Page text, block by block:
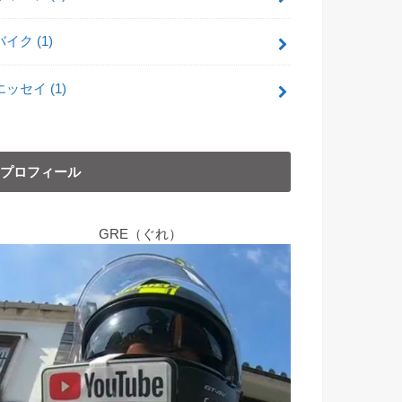
イク (1)
ッセイ (1)
プロフィール
GRE（ぐれ）